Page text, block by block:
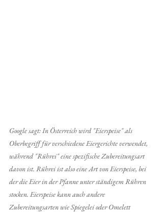
Google sagt: In Österreich wird "Eierspeise" als
Oberbegriff für verschiedene Eiergerichte verwendet,
während "Rührei" eine spezifische Zubereitungsart
davon ist. Rührei ist also eine Art von Eierspeise, bei
der die Eier in der Pfanne unter ständigem Rühren
stocken. Eierspeise kann auch andere
Zubereitungsarten wie Spiegelei oder Omelett